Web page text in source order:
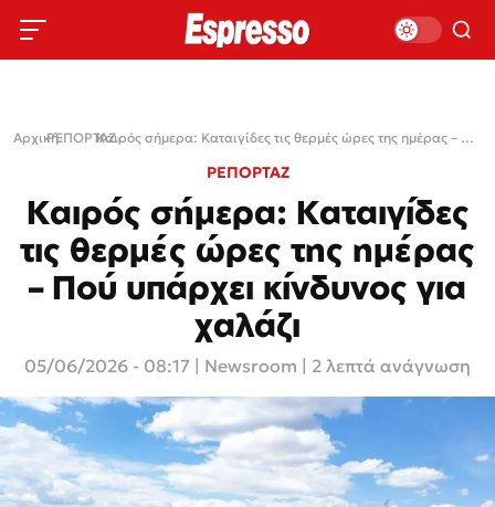
Αρχική›
ΡΕΠΟΡΤΑΖ› Καιρός σήμερα: Καταιγίδες τις θερμές ώρες της ημέρας – Πού υπάρχει κίνδυνος για χαλάζι
ΡΕΠΟΡΤΑΖ
Καιρός σήμερα: Καταιγίδες
τις θερμές ώρες της ημέρας
– Πού υπάρχει κίνδυνος για
χαλάζι
05/06/2026 - 08:17 Newsroom | 2 λεπτά ανάγνωση